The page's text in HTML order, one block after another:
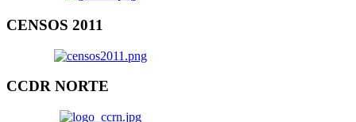
CENSOS 2011
CCDR NORTE